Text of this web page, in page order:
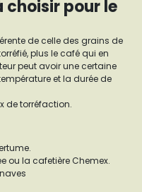
pour le
de celle des grains de
plus le café qui en
peut avoir une certaine
et la durée de
de torréfaction.
ou la cafetière Chemex.